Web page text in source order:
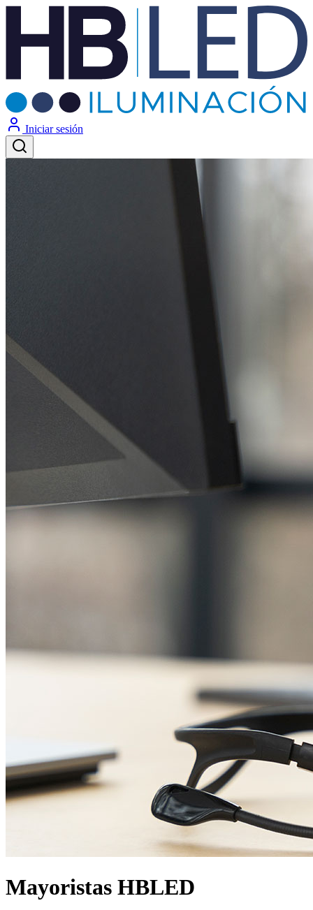
Iniciar sesión
Mayoristas HBLED